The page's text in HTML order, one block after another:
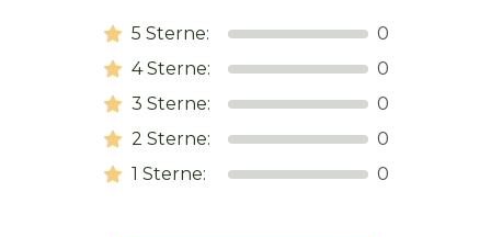
5 Sterne:
0
4Sterne:
0
3 Sterne:
0
2 Sterne:
0
1 Sterne: 0